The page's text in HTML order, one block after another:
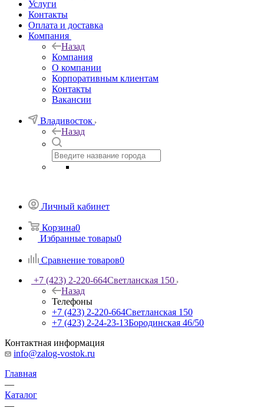
Услуги
Контакты
Оплата и доставка
Компания
Назад
Компания
О компании
Корпоративным клиентам
Контакты
Вакансии
Владивосток
Назад
Личный кабинет
Корзина0
Избранные товары0
Сравнение товаров0
+7 (423) 2-220-664Светланская 150
Назад
Телефоны
+7 (423) 2-220-664Светланская 150
+7 (423) 2-24-23-13Бородинская 46/50
Контактная информация
info@zalog-vostok.ru
Главная
—
Каталог
—